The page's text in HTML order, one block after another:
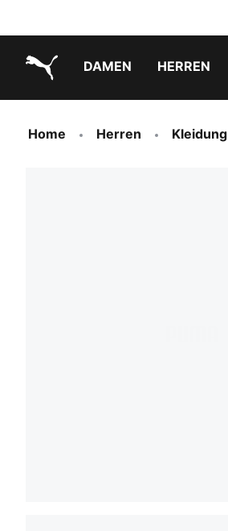
DAMEN HERREN
Home Herren Kleidung